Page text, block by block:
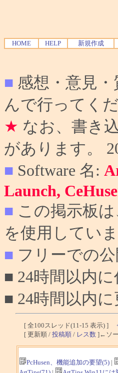
HOME HELP 新規作成
■ 感想・意見
んで行ってく
★ なお、書き
があります。
■ Software 名:
Launch,
■ この掲示板
を使用していま
■ フリーでの
■ 24時間以内
■ 24時間以内
[ 全100スレッド(11-15 表示) ]
[ 更新順 / 投稿順 / レス数 ]←ソ
PcHusen、機能追加の要望(5)|